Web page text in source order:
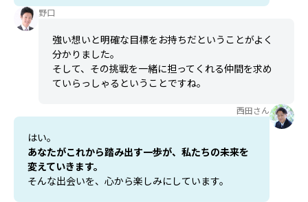
野口
強い想いと明確な目標をお持ちだということがよく
分かりました。
そして、その挑戦を一緒に担ってくれる仲間を求め
ていらっしゃるということですね。
西田さん
はい。
あなたがこれから踏み出す一歩が、私たちの未来を
変えていきます。
そんな出会いを、心から楽しみにしています。